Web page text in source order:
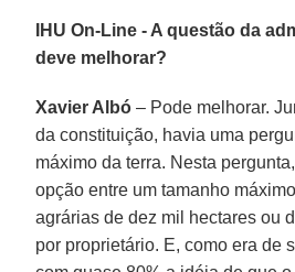
IHU On-Line - A questão da
deve melhorar?
Xavier Albó – Pode melhorar.
da constituição, havia uma
máximo da terra. Nesta
opção entre um tamanho
agrárias de dez mil hectares ou
por proprietário. E, como era de